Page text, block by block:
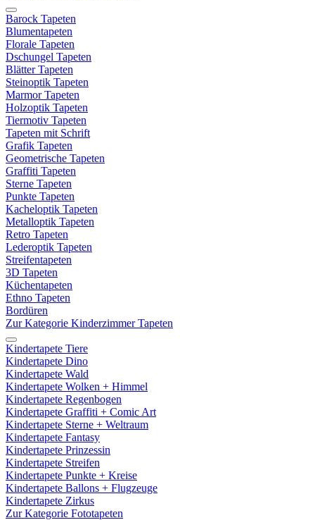
Barock Tapeten
Blumentapeten
Florale Tapeten
Dschungel Tapeten
Blätter Tapeten
Steinoptik Tapeten
Marmor Tapeten
Holzoptik Tapeten
Tiermotiv Tapeten
Tapeten mit Schrift
Grafik Tapeten
Geometrische Tapeten
Graffiti Tapeten
Sterne Tapeten
Punkte Tapeten
Kacheloptik Tapeten
Metalloptik Tapeten
Retro Tapeten
Lederoptik Tapeten
Streifentapeten
3D Tapeten
Küchentapeten
Ethno Tapeten
Bordüren
Zur Kategorie Kinderzimmer Tapeten
Kindertapete Tiere
Kindertapete Dino
Kindertapete Wald
Kindertapete Wolken + Himmel
Kindertapete Regenbogen
Kindertapete Graffiti + Comic Art
Kindertapete Sterne + Weltraum
Kindertapete Fantasy
Kindertapete Prinzessin
Kindertapete Streifen
Kindertapete Punkte + Kreise
Kindertapete Ballons + Flugzeuge
Kindertapete Zirkus
Zur Kategorie Fototapeten